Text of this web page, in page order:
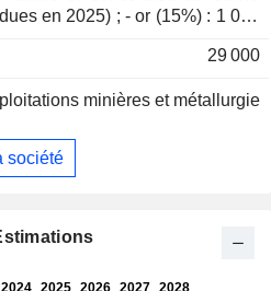
; - or (15%) : 1 066
Indonésie (8,4%), Singapour
(1,3%), France (1,2%) et
29 000
minières et métallurgie
société